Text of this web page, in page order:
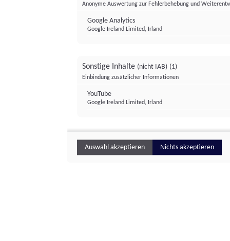
Anonyme Auswertung zur Fehlerbehebung und
Google Analytics
Google Ireland Limited, Irland
Sonstige Inhalte (nicht IAB) (1)
Einbindung zusätzlicher Informationen
YouTube
Google Ireland Limited, Irland
Auswahl akzeptieren Nichts akzeptieren